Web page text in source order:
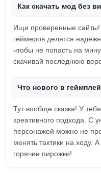
Как скачать мод без
Ищи проверенные
геймеров делятся
чтобы не попасть на
скачивай последнюю
Что нового в
Тут вообще сказка! У
креативного подхода. С
персонажей можно не
менять тактики на ходу.
горячие пирожки!